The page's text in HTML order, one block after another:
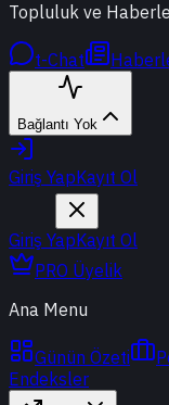
Topluluk ve
t-Chat
Bağlantı Yok
Giriş YapKayıt Ol
Giriş YapKayıt Ol
PRO Üyelik
Ana Menu
Günün Özeti
Endeksler